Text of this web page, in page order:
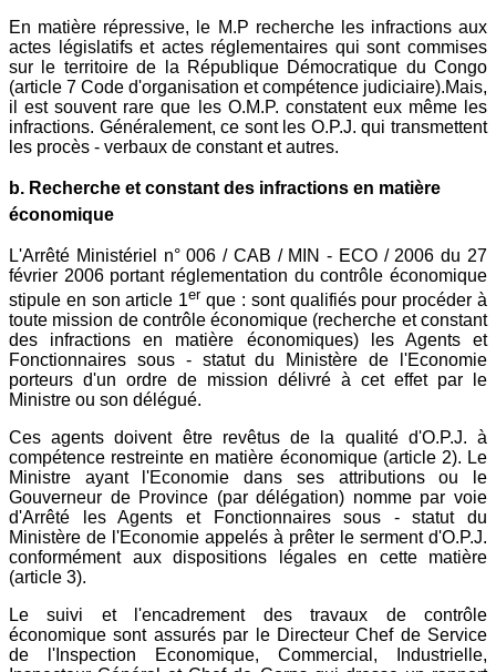
En matière répressive, le M.P recherche les infractions aux
actes législatifs et actes réglementaires qui sont commises
sur le territoire de la République Démocratique du Congo
(article 7 Code d'organisation et compétence judiciaire).Mais,
il est souvent rare que les O.M.P. constatent eux même les
infractions. Généralement, ce sont les O.P.J. qui transmettent
les procès - verbaux de constant et autres.
b. Recherche et constant des infractions en matière
économique
L'Arrêté Ministériel n° 006 / CAB / MIN - ECO / 2006 du 27
février 2006 portant réglementation du contrôle économique
stipule en son article 1er que : sont qualifiés pour procéder à
toute mission de contrôle économique (recherche et constant
des infractions en matière économiques) les Agents et
Fonctionnaires sous - statut du Ministère de l'Economie
porteurs d'un ordre de mission délivré à cet effet par le
Ministre ou son délégué.
Ces agents doivent être revêtus de la qualité d'O.P.J. à
compétence restreinte en matière économique (article 2). Le
Ministre ayant l'Economie dans ses attributions ou le
Gouverneur de Province (par délégation) nomme par voie
d'Arrêté les Agents et Fonctionnaires sous - statut du
Ministère de l'Economie appelés à prêter le serment d'O.P.J.
conformément aux dispositions légales en cette matière
(article 3).
Le suivi et l'encadrement des travaux de contrôle
économique sont assurés par le Directeur Chef de Service
de l'Inspection Economique, Commercial, Industrielle,